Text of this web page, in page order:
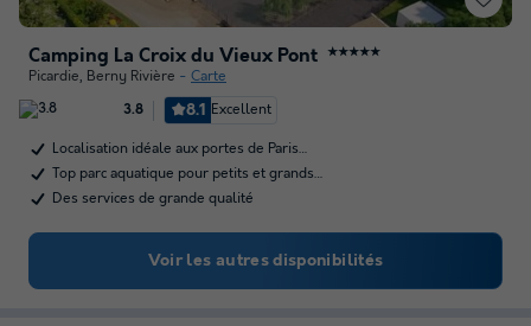
Camping La Croix du Vieux Pont ★★★★★
Picardie, Berny Rivière Carte
3.8 8.1 Excellent
Localisation idéale aux portes de Paris…
Top parc aquatique pour petits et grands…
Des services de grande qualité
Voir les autres disponibilités